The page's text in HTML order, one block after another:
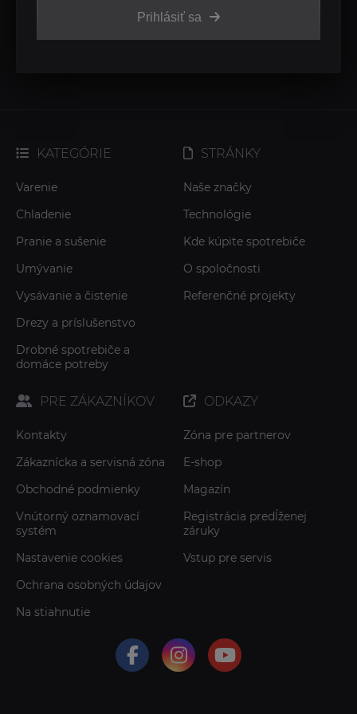
Prihlásiť sa
KATEGÓRIE
Varenie
Chladenie
Pranie a sušenie
Umývanie
Vysávanie a čistenie
Drezy a príslušenstvo
Drobné spotrebiče a
domáce potreby
STRÁNKY
Naše značky
Technológie
Kde kúpite spotrebiče
O spoločnosti
Referenčné projekty
PRE ZÁKAZNÍKOV
Kontakty
Zákaznícka a servisná zóna
Obchodné podmienky
Vnútorný oznamovací
systém
Nastavenie cookies
Ochrana osobných údajov
Na stiahnutie
ODKAZY
Zóna pre partnerov
E-shop
Magazín
Registrácia predĺženej
záruky
Vstup pre servis